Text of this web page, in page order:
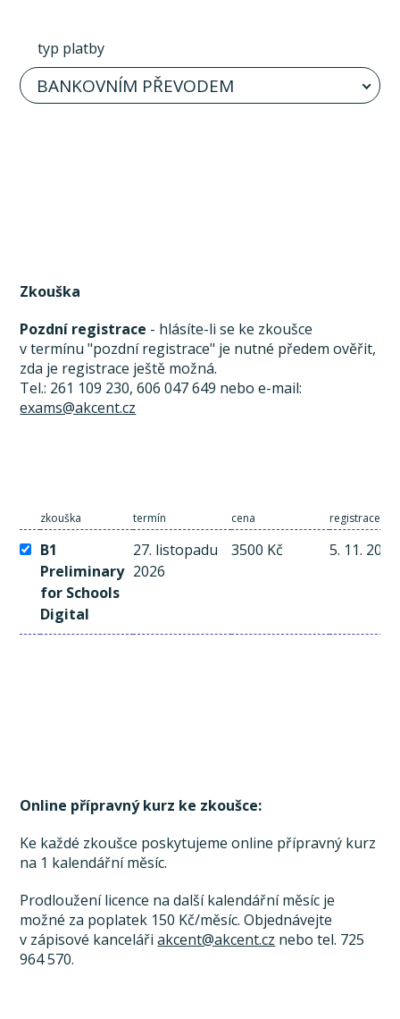
typ platby
BANKOVNÍM PŘEVODEM
Zkouška
Pozdní registrace - hlásíte-li se ke zkoušce
v termínu "pozdní registrace" je nutné předem ověřit,
zda je registrace ještě možná.
Tel.: 261 109 230, 606 047 649 nebo e-mail:
exams@akcent.cz
zkouška termín cena registrace a
B1
Preliminary
for Schools
Digital
27. listopadu
2026
3500 Kč 5. 11. 2026
Online přípravný kurz ke zkoušce:
Ke každé zkoušce poskytujeme online přípravný kurz
na 1 kalendářní měsíc.
Prodloužení licence na další kalendářní měsíc je
možné za poplatek 150 Kč/měsíc. Objednávejte
v zápisové kancelářiakcent@akcent.cz nebo tel. 725
964 570.